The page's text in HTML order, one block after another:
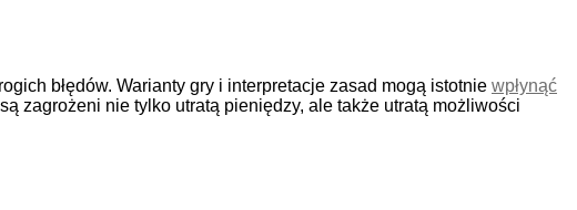
błędów. Warianty gry i interpretacje zasad mogą istotnie wpłynąć
zagrożeni nie tylko utratą pieniędzy, ale także utratą możliwości